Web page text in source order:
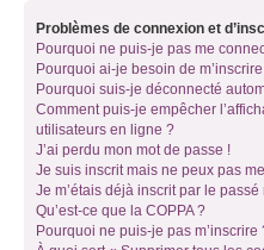
Problèmes de connexion et
Pourquoi ne puis-je pas me
Pourquoi ai-je besoin de
Pourquoi suis-je déconnecté
Comment puis-je empêcher
utilisateurs en ligne ?
J’ai perdu mon mot de passe !
Je suis inscrit mais ne peux pas
Je m’étais déjà inscrit par le
Qu’est-ce que la COPPA ?
Pourquoi ne puis-je pas m’inscrire